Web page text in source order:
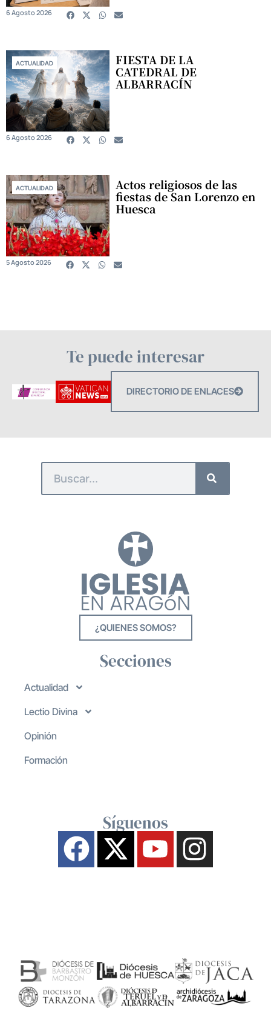
6 Agosto 2026
ACTUALIDAD FIESTA DE LA
CATEDRAL DE
ALBARRACÍN
6 Agosto 2026
ACTUALIDAD Actos religiosos de las
fiestas de San Lorenzo en
Huesca
5 Agosto 2026
Te puede interesar
DIRECTORIO DE ENLACES
¿QUIENES SOMOS?
Secciones
Actualidad
Lectio Divina
Opinión
Formación
Síguenos